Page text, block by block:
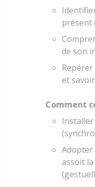
présent
de son
et
Comment
Installer
assoit